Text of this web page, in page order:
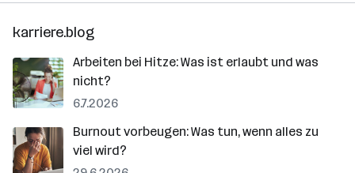
karriere.blog
Arbeiten bei Hitze: Was ist erlaubt und was
nicht?
6.7.2026
Burnout vorbeugen: Was tun, wenn alles zu
viel wird?